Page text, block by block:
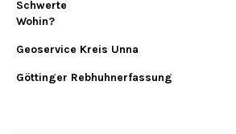
Schwerte
Wohin?
Geoservice Kreis Unna
Göttinger Rebhuhnerfassung